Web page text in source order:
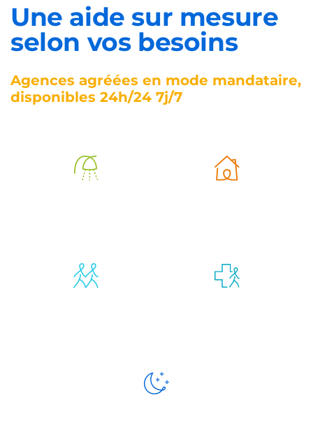
Une aide sur mesure
selon vos besoins
Agences agréées en mode mandataire,
disponibles 24h/24 7j/7